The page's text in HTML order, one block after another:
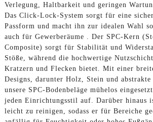
Verlegung, Haltbarkeit und geringen
Das Click-Lock-System sorgt für eine
Passform und macht ihn zur idealen Wahl
auch für Gewerberäume . Der SPC-Kern
Composite) sorgt für Stabilität und
Stöße, während die hochwertige
Kratzern und Flecken bietet. Mit einer
Designs, darunter Holz, Stein und abstrakte
unsere SPC-Bodenbeläge mühelos
jeden Einrichtungsstil auf. Darüber hinaus
leicht zu reinigen, sodass er für Bereiche